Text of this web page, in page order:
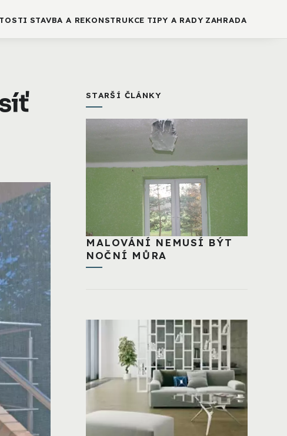
STAVBA A REKONSTRUKCE TIPY A RADY ZAHRADA
STARŠÍ ČLÁNKY
MALOVÁNÍ NEMUSÍ BÝT
NOČNÍ MŮRA